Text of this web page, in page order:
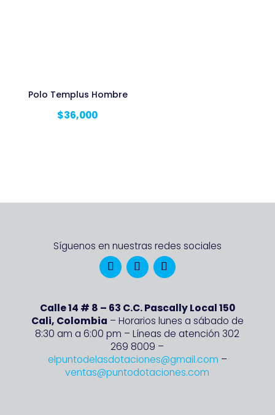
Polo Templus Hombre
$36,000
Síguenos en nuestras redes sociales
Calle 14 # 8 – 63 C.C. Pascally Local 150
Cali, Colombia – Horarios lunes a sábado de
8:30 am a 6:00 pm – Líneas de atención 302
269 8009 –
elpuntodelasdotaciones@gmail.com –
ventas@puntodotaciones.com